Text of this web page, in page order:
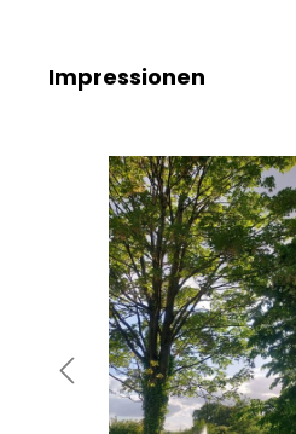
Impressionen
Bildergalerie überspringen